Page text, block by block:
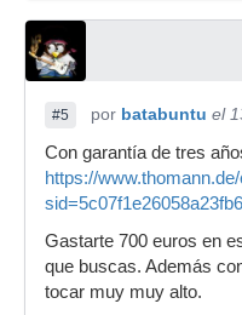
#5 por batabuntu el
Con garantía de tres
https://
Gastarte 700 euros en
que buscas. Además
tocar muy muy alto.